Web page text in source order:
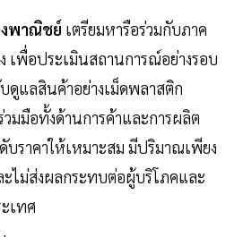
พาณิชย์ เตรียมหารือร่วมกับภาค
เพื่อประเมินสถานการณ์อย่างรอบ
ดูแลสินค้าอย่างเม็ดพลาสติก
มมือทั้งด้านการค้าและการผลิต
บราคาให้เหมาะสม มีปริมาณเพียง
ไม่ส่งผลกระทบต่อผู้บริโภคและ
เทศ